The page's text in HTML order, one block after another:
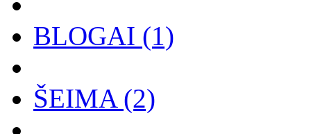
BLOGAI (1)
ŠEIMA(2)